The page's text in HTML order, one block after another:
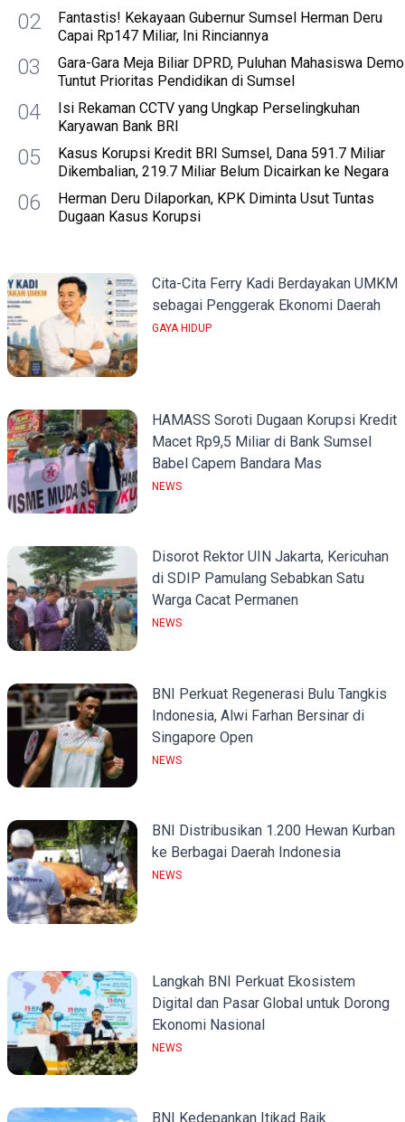
02
Fantastis! Kekayaan Gubernur Sumsel Herman Deru
Capai Rp147 Miliar, Ini Rinciannya
03
Gara-Gara Meja Biliar DPRD, Puluhan Mahasiswa Demo
Tuntut Prioritas Pendidikan di Sumsel
04
Isi Rekaman CCTV yang Ungkap Perselingkuhan
Karyawan Bank BRI
05
Kasus Korupsi Kredit BRI Sumsel, Dana 591.7 Miliar
Dikembalian, 219.7 Miliar Belum Dicairkan ke Negara
06
Herman Deru Dilaporkan, KPK Diminta Usut Tuntas
Dugaan Kasus Korupsi
Cita-Cita Ferry Kadi Berdayakan UMKM
sebagai Penggerak Ekonomi Daerah
GAYA HIDUP
HAMASS Soroti Dugaan Korupsi Kredit
Macet Rp9,5 Miliar di Bank Sumsel
Babel Capem Bandara Mas
NEWS
Disorot Rektor UIN Jakarta, Kericuhan
di SDIP Pamulang Sebabkan Satu
Warga Cacat Permanen
NEWS
BNI Perkuat Regenerasi Bulu Tangkis
Indonesia, Alwi Farhan Bersinar di
Singapore Open
NEWS
BNI Distribusikan 1.200 Hewan Kurban
ke Berbagai Daerah Indonesia
NEWS
Langkah BNI Perkuat Ekosistem
Digital dan Pasar Global untuk Dorong
Ekonomi Nasional
NEWS
BNI Kedepankan Itikad Baik